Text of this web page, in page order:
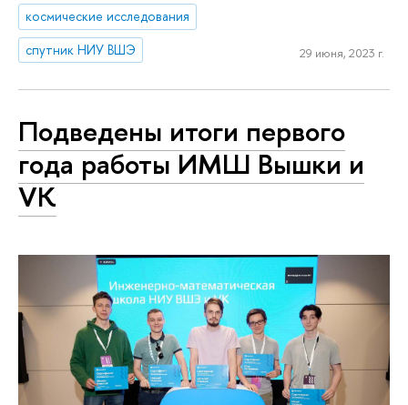
космические исследования
спутник НИУ ВШЭ
29 июня, 2023 г.
Подведены итоги первого
года работы ИМШ Вышки и
VK